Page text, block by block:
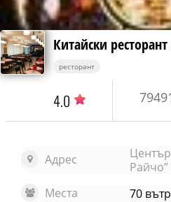
Китайски ресторант
ресторант
4.0
Адрес
Места
70